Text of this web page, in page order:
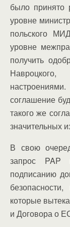
было принято
уровне
польского
уровне
получить
соглашение
такого же
значительных
В свою
запрос PAP
подписанию
которые
и Договора о